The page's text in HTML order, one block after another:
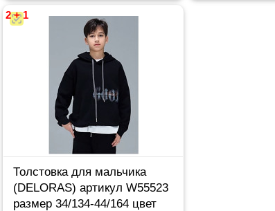
2 + 1
Толстовка для мальчика
(DELORAS) артикул W55523
размер 34/134-44/164 цвет